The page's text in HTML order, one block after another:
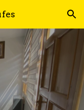
Skip to navigation